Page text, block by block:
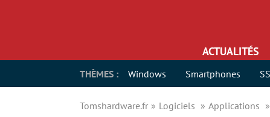
ACTUALITÉS
THÈMES : Windows Smartphones
Tomshardware.fr Logiciels Applications